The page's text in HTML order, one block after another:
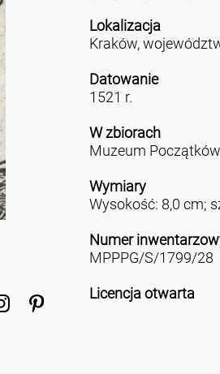
Lokalizacja
Kraków,
Datowanie
1521 r.
W zbiorach
Muzeum
Wymiary
Wysokość: 8,0 cm;
Numer
MPPPG/S/1799/28
Licencja otwarta